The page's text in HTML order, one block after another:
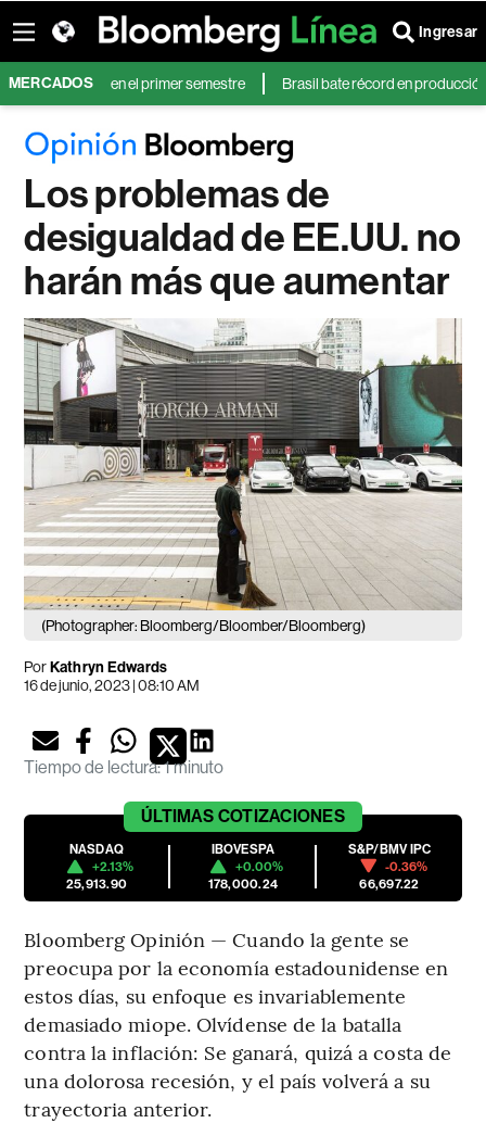
Ingresar
MERCADOS
81% más en el primer semestre Brasil bate récord en producción de
Los problemas de
desigualdad de EE.UU. no
harán más que aumentar
(Photographer: Bloomberg/Bloomber/Bloomberg)
PorKathryn Edwards
16 de junio, 2023 | 08:10 AM
Tiempo de lectura:1 minuto
ÚLTIMAS COTIZACIONES
NASDAQ
+2.13%
25,913.90
IBOVESPA
+0.00%
178,000.24
S&P/BMV IPC
-0.36%
66,697.22
Bloomberg Opinión — Cuando la gente se
preocupa por la economía estadounidense en
estos días, su enfoque es invariablemente
demasiado miope. Olvídense de la batalla
contra la inflación: Se ganará, quizá a costa de
una dolorosa recesión, y el país volverá a su
trayectoria anterior.